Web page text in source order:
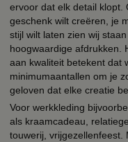
ervoor dat elk detail klopt.
geschenk wilt creëren, je
stijl wilt laten zien wij
hoogwaardige afdrukken.
aan kwaliteit betekent dat
minimumaantallen om je
geloven dat elke creatie
Voor werkkleding
als kraamcadeau,
touwerij, vrijgezellenfeest.